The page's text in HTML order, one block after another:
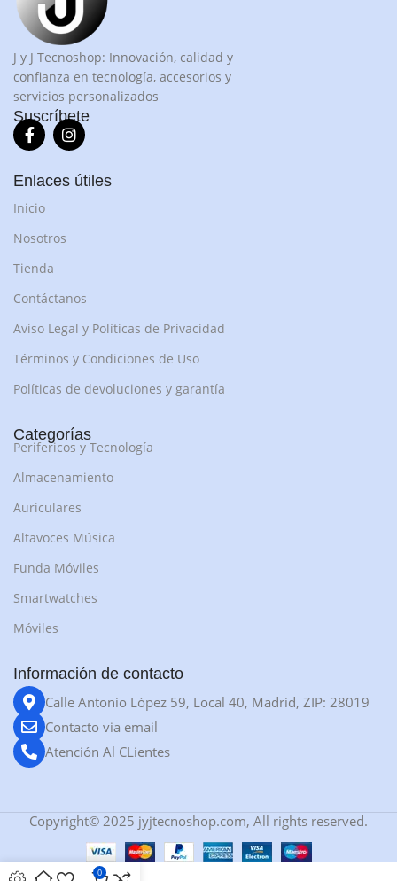
J y J Tecnoshop: Innovación, calidad y
confianza en tecnología, accesorios y
servicios personalizados
Suscríbete
Enlaces útiles
Inicio
Nosotros
Tienda
Contáctanos
Aviso Legal y Políticas de Privacidad
Términos y Condiciones de Uso
Políticas de devoluciones y garantía
Categorías
Perifericos y Tecnología
Almacenamiento
Auriculares
Altavoces Música
Funda Móviles
Smartwatches
Móviles
Información de contacto
Calle Antonio López 59, Local 40, Madrid, ZIP: 28019
Contacto via email
Atención Al CLientes
Copyright© 2025 jyjtecnoshop.com, All rights reserved.
0